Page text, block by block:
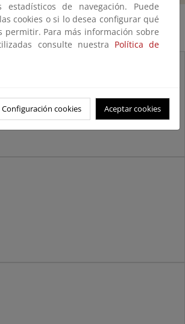
la Red?
estadísticos de navegación. Puede
cookies o si lo desea configurar qué
permitir. Para más información sobre
consulte nuestra Política de
Configuración cookies Aceptar cookies